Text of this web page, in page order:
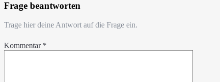
Frage beantworten
Trage hier deine Antwort auf die Frage ein.
Kommentar *